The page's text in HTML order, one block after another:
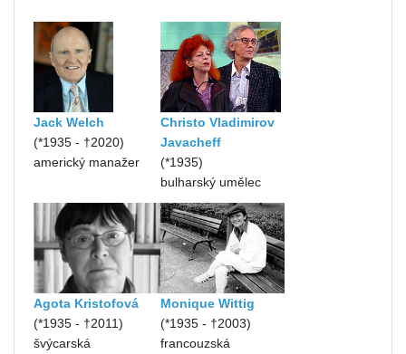
Jack Welch
(*1935 - †2020)
americký manažer
Christo Vladimirov
Javacheff
(*1935)
bulharský umělec
Agota Kristofová
(*1935 - †2011)
švýcarská
Monique Wittig
(*1935 - †2003)
francouzská